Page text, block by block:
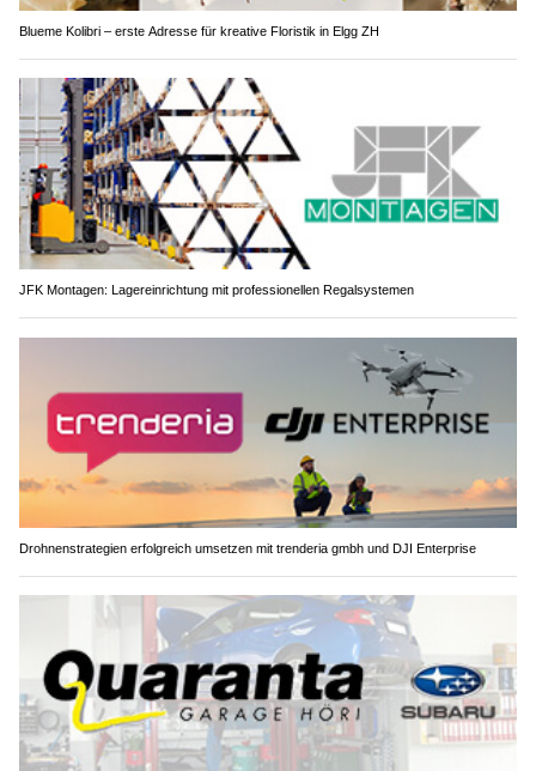
Blueme Kolibri – erste Adresse für kreative Floristik in Elgg ZH
JFK Montagen: Lagereinrichtung mit professionellen Regalsystemen
Drohnenstrategien erfolgreich umsetzen mit trenderia gmbh und DJI Enterprise